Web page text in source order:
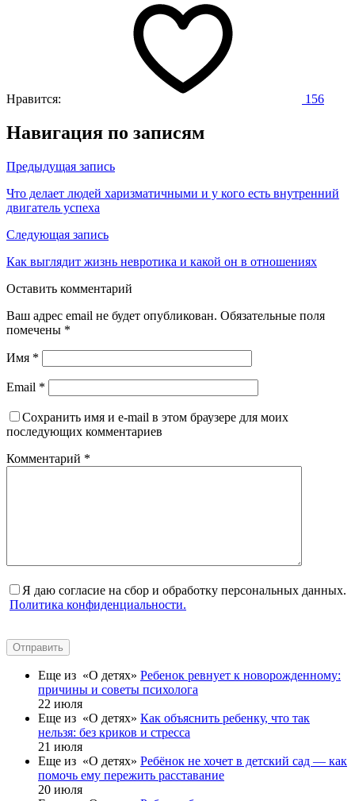
Нравится: 156
Навигация по записям
Предыдущая запись
Что делает людей харизматичными и у кого есть внутренний
двигатель успеха
Следующая запись
Как выглядит жизнь невротика и какой он в отношениях
Оставить комментарий
Ваш адрес email не будет опубликован. Обязательные поля
помечены *
Имя *
Email *
Сохранить имя и e-mail в этом браузере для моих
последующих комментариев
Комментарий *
Я даю согласие на сбор и обработку персональных данных.
Политика конфиденциальности.
Отправить
Еще из «О детях» Ребенок ревнует к новорожденному:
причины и советы психолога
22 июля
Еще из «О детях» Как объяснить ребенку, что так
нельзя: без криков и стресса
21 июля
Еще из «О детях» Ребёнок не хочет в детский сад — как
помочь ему пережить расставание
20 июля